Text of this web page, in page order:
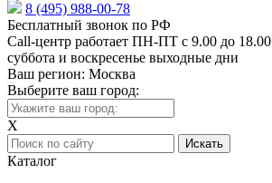
8 (495) 988-00-78
Бесплатный звонок по РФ
Call-центр работает ПН-ПТ с 9.00 до 18.00
суббота и воскресенье выходные дни
Ваш регион: Москва
Выберите ваш город:
X
Каталог